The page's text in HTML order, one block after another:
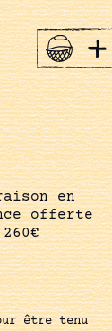
+
en
offerte
être tenu